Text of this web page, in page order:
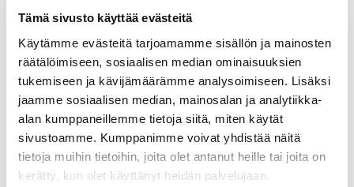
Tämä sivusto käyttää evästeitä
Käytämme evästeitä tarjoamamme sisällön ja mainosten
räätälöimiseen, sosiaalisen median ominaisuuksien
tukemiseen ja kävijämäärämme analysoimiseen. Lisäksi
jaamme sosiaalisen median, mainosalan ja analytiikka-
alan kumppaneillemme tietoja siitä, miten käytät
sivustoamme. Kumppanimme voivat yhdistää näitä
tietoja muihin tietoihin, joita olet antanut heille tai joita on
kerätty, kun olet käyttänyt heidän palvelujaan.
uskollisuutta esivallalle. Sitä on käytetty
erottamaan maalliset ja hengelliset asiat ja
katsottu toisten kuuluvan valtiolle siten, ettei
niissä tarvitse kristityn omatuntoaan vaivata, sillä
itse Jumalan Poikahan käskee luovuttaa
määräysvallan keisarille. Mutta ei Jeesus tarkoita
sitä, että ihminen jakautuisi kahtia maalliseen ja
hengelliseen. Hän on yksi kokonaisuus ja hänen on